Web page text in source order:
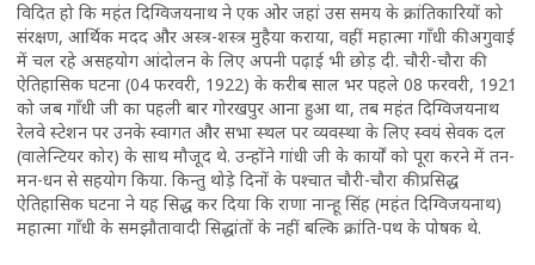
विदित हो कि महंत दिग्विजयनाथ ने एक ओर जहां उस समय के क्रांतिकारियों को
संरक्षण, आर्थिक मदद और अस्त्र-शस्त्र मुहैया कराया, वहीं महात्मा गाँधी की अगुवाई
में चल रहे असहयोग आंदोलन के लिए अपनी पढ़ाई भी छोड़ दी. चौरी-चौरा की
ऐतिहासिक घटना (04 फरवरी, 1922) के करीब साल भर पहले 08 फरवरी, 1921
को जब गाँधी जी का पहली बार गोरखपुर आना हुआ था, तब महंत दिग्विजयनाथ
रेलवे स्टेशन पर उनके स्वागत और सभा स्थल पर व्यवस्था के लिए स्वयं सेवक दल
(वालेन्टियर कोर) के साथ मौजूद थे. उन्होंने गांधी जी के कार्यों को पूरा करने में तन-
मन-धन से सहयोग किया. किन्तु थोड़े दिनों के पश्चात चौरी-चौरा की प्रसिद्ध
ऐतिहासिक घटना ने यह सिद्ध कर दिया कि राणा नान्हू सिंह (महंत दिग्विजयनाथ)
महात्मा गाँधी के समझौतावादी सिद्धांतों के नहीं बल्कि क्रांति-पथ के पोषक थे.